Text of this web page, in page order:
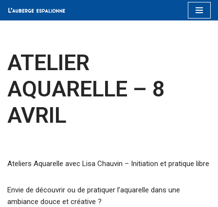
ATELIER
AQUARELLE – 8
AVRIL
Ateliers Aquarelle avec Lisa Chauvin – Initiation et pratique libre
Envie de découvrir ou de pratiquer l’aquarelle dans une
ambiance douce et créative ?